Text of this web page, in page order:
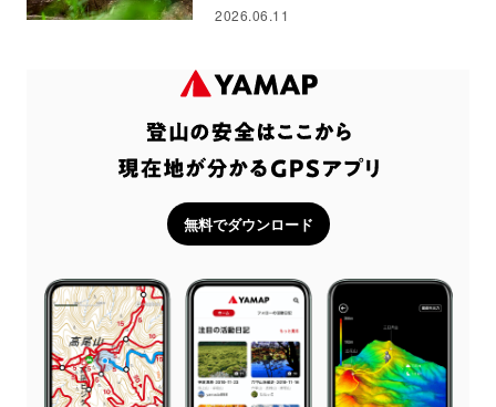
2026.06.11
無料でダウンロード